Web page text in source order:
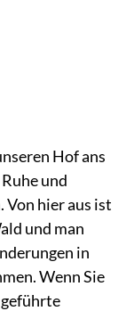
Hof ans
und
Von hier aus ist
und man
in
Wenn Sie